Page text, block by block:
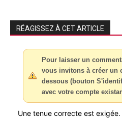
RÉAGISSEZ À CET ARTICLE
Pour laisser un
vous invitons à créer un
dessous (bouton
avec votre compte
Une tenue correcte est